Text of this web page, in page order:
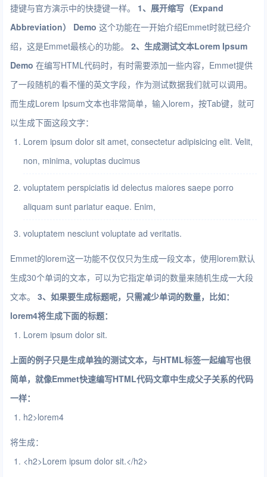
捷键与官方演示中的快捷键一样。 1、展开缩写（Expand
Abbreviation）
Demo 这个功能在一开始介绍Emmet时就已经介
绍，这是Emmet最核心的功能。2、生成测试文本Lorem Ipsum
Demo 在编写HTML代码时，有时需要添加一些内容，Emmet提供
了一段随机的看不懂的英文字段，作为测试数据我们就可以调用。
而生成Lorem Ipsum文本也非常简单，输入lorem，按Tab键，就可
以生成下面这段文字：
Lorem ipsum dolor sit amet, consectetur adipisicing elit. Velit,
non, minima, voluptas ducimus
voluptatem perspiciatis id delectus maiores saepe porro
aliquam sunt pariatur eaque. Enim,
voluptatem nesciunt voluptate ad veritatis.
Emmet的lorem这一功能不仅仅只为生成一段文本，使用lorem默认
生成30个单词的文本，可以为它指定单词的数量来随机生成一大段
文本。3、如果要生成标题呢，只需减少单词的数量，比如：
lorem4将生成下面的标题：
Lorem ipsum dolor sit.
上面的例子只是生成单独的测试文本，与HTML标签一起编写也很
简单，就像Emmet快速编写HTML代码文章中生成父子关系的代码
一样：
h2>lorem4
将生成：
<h2>Lorem ipsum dolor sit.</h2>